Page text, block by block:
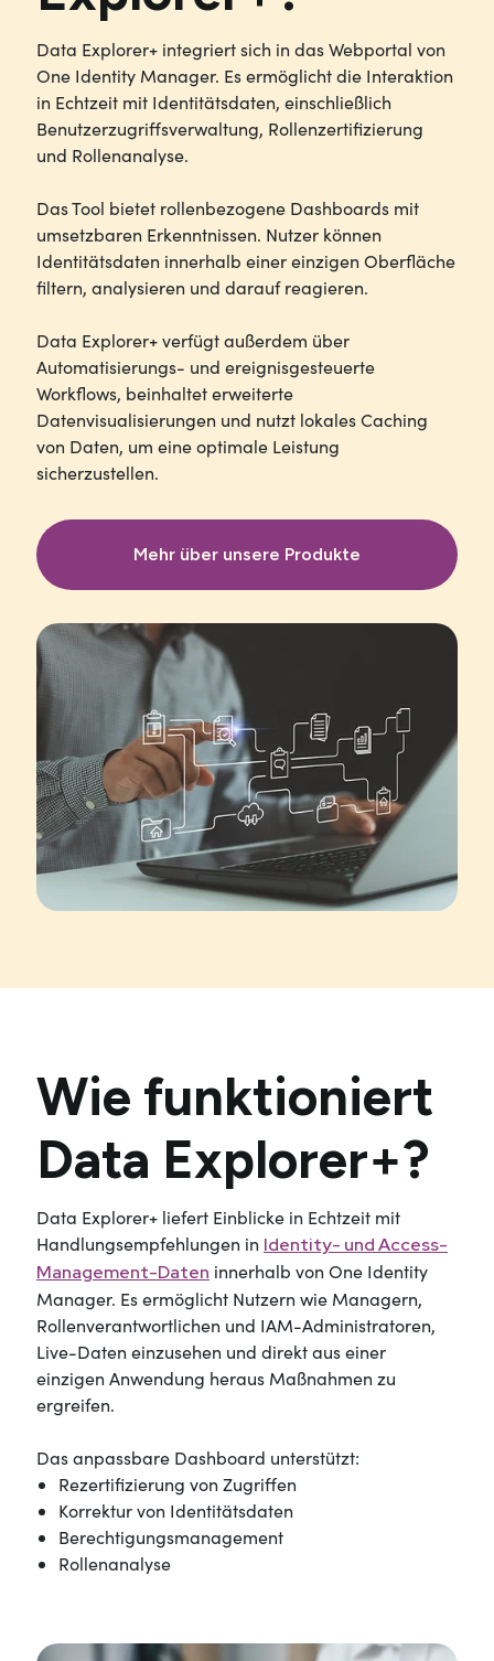
Data Explorer+ integriert sich in das Webportal von
One Identity Manager. Es ermöglicht die Interaktion
in Echtzeit mit Identitätsdaten, einschließlich
Benutzerzugriffsverwaltung, Rollenzertifizierung
und Rollenanalyse.
Das Tool bietet rollenbezogene Dashboards mit
umsetzbaren Erkenntnissen. Nutzer können
Identitätsdaten innerhalb einer einzigen Oberfläche
filtern, analysieren und darauf reagieren.
Data Explorer+ verfügt außerdem über
Automatisierungs- und ereignisgesteuerte
Workflows, beinhaltet erweiterte
Datenvisualisierungen und nutzt lokales Caching
von Daten, um eine optimale Leistung
sicherzustellen.
Mehr über unsere Produkte
Wie funktioniert
Data Explorer+?
Data Explorer+ liefert Einblicke in Echtzeit mit
Handlungsempfehlungen in Identity- und Access-
Management-Daten innerhalb von One Identity
Manager. Es ermöglicht Nutzern wie Managern,
Rollenverantwortlichen und IAM-Administratoren,
Live-Daten einzusehen und direkt aus einer
einzigen Anwendung heraus Maßnahmen zu
ergreifen.
Das anpassbare Dashboard unterstützt:
Rezertifizierung von Zugriffen
Korrektur von Identitätsdaten
Berechtigungsmanagement
Rollenanalyse